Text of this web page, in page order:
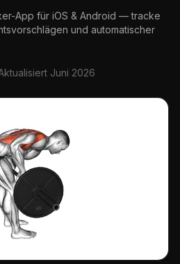
App für iOS & Android — tracke
und automatischer
Juni 2026